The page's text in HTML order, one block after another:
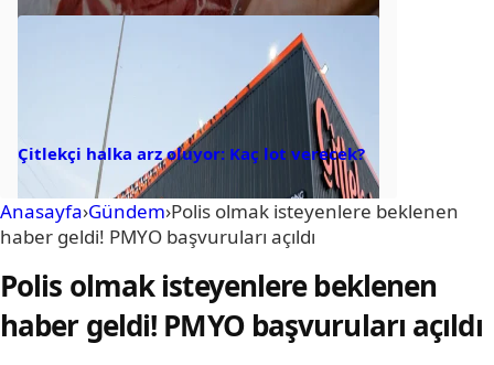
Çitlekçi halka arz oluyor: Kaç lot verecek?
Anasayfa›Gündem›Polis olmak isteyenlere beklenen
haber geldi! PMYO başvuruları açıldı
Polis olmak isteyenlere beklenen
haber geldi! PMYO başvuruları açıldı